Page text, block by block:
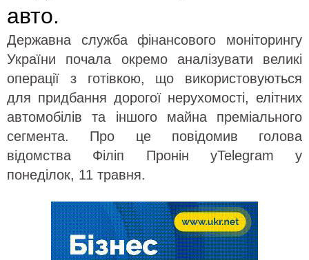
авто.
Державна служба фінансового моніторингу
України почала окремо аналізувати великі
операції з готівкою, що використовуються
для придбання дорогої нерухомості, елітних
автомобілів та іншого майна преміального
сегмента. Про це повідомив голова
відомства Філіп Пронін уTelegram у
понеділок, 11 травня.